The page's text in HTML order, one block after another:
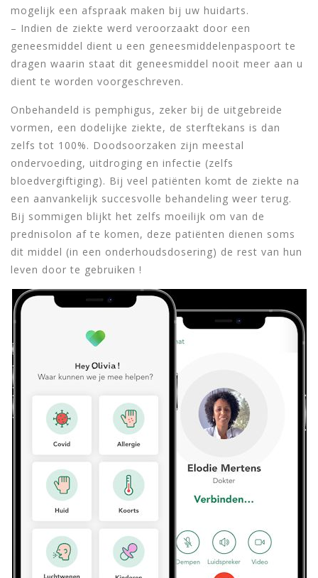
mogelijk een afspraak maken bij uw huidarts.
– Indien de ziekte werd veroorzaakt door een
geneesmiddel dient u een geneesmiddelenpaspoort te
dragen waarin staat dit geneesmiddel nooit meer aan u
dient te worden voorgeschreven.
Onbehandeld is pemphigus, zeker bij de uitgebreide
vormen, een dodelijke ziekte, de sterftekans is dan
zelfs tot 100%. Doodsoorzaken zijn meestal
ondervoeding, uitdroging en infectie (zelfs
bloedvergiftiging). Bij veel patiënten komt de ziekte na
een aanvankelijk succesvolle behandeling weer terug.
Bij sommigen blijkt het zelfs moeilijk om van de
prednisolon af te komen, deze patiënten dienen soms
dit middel (in een onderhoudsdosering) de rest van hun
leven door te gebruiken !